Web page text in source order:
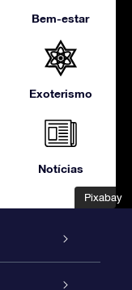
Pixabay
Pixabay
Bem-estar
Exoterismo
Notícias